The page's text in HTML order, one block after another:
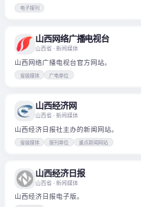
电子报刊
山西网络广播电视台
山西省· 新闻媒体
山西网络广播电视台官方网站。
省级媒体 广电单位
山西经济网
山西省· 新闻媒体
山西经济日报社主办的新闻网站。
省级媒体 报刊单位 重点新闻网站
山西经济日报
山西省· 新闻媒体
山西经济日报电子版。